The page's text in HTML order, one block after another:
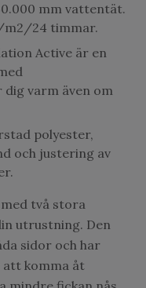
mm vattentät.
m2/24 timmar.
Active är en
dig varm även om
polyester,
och justering av
två stora
utrustning. Den
sidor och har
att komma åt